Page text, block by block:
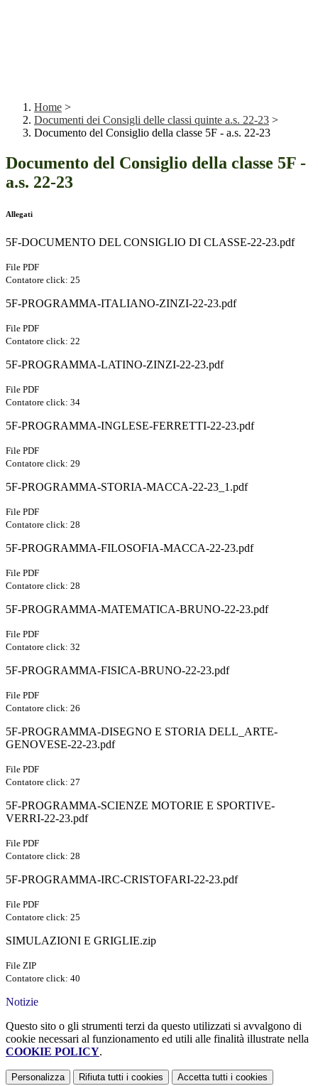
Home >
Documenti dei Consigli delle classi quinte a.s. 22-23 >
Documento del Consiglio della classe 5F - a.s. 22-23
Documento del Consiglio della classe 5F -
a.s. 22-23
Allegati
5F-DOCUMENTO DEL CONSIGLIO DI CLASSE-22-23.pdf
File PDF
Contatore click: 25
5F-PROGRAMMA-ITALIANO-ZINZI-22-23.pdf
File PDF
Contatore click: 22
5F-PROGRAMMA-LATINO-ZINZI-22-23.pdf
File PDF
Contatore click: 34
5F-PROGRAMMA-INGLESE-FERRETTI-22-23.pdf
File PDF
Contatore click: 29
5F-PROGRAMMA-STORIA-MACCA-22-23_1.pdf
File PDF
Contatore click: 28
5F-PROGRAMMA-FILOSOFIA-MACCA-22-23.pdf
File PDF
Contatore click: 28
5F-PROGRAMMA-MATEMATICA-BRUNO-22-23.pdf
File PDF
Contatore click: 32
5F-PROGRAMMA-FISICA-BRUNO-22-23.pdf
File PDF
Contatore click: 26
5F-PROGRAMMA-DISEGNO E STORIA DELL_ARTE-
GENOVESE-22-23.pdf
File PDF
Contatore click: 27
5F-PROGRAMMA-SCIENZE MOTORIE E SPORTIVE-
VERRI-22-23.pdf
File PDF
Contatore click: 28
5F-PROGRAMMA-IRC-CRISTOFARI-22-23.pdf
File PDF
Contatore click: 25
SIMULAZIONI E GRIGLIE.zip
File ZIP
Contatore click: 40
Notizie
Questo sito o gli strumenti terzi da questo utilizzati si avvalgono di
cookie necessari al funzionamento ed utili alle finalità illustrate nella
COOKIE POLICY.
Personalizza Rifiuta tutti i cookies Accetta tutti i cookies